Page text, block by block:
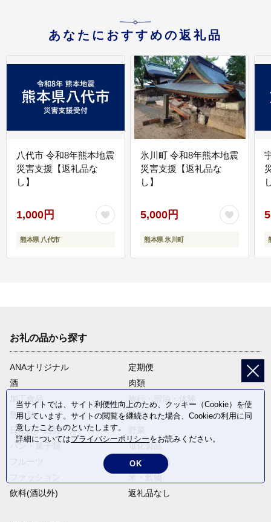
あなたにおすすめの返礼品
八代市 令和8年熊本地震
災害支援【返礼品な
し】
1,000円
熊本県 八代市
氷川町 令和8年熊本地震
災害支援【返礼品な
し】
5,000円
熊本県 氷川町
お礼の品から探す
ANAオリジナル
定期便
酒
肉類
加工食品
旅行・宿泊・体験
魚介類
麺類
日用品・雑貨
パン・菓子類
電化製品
卵・乳製品
飲料(酒以外)
返礼品なし
当サイトでは、サイト利便性向上のため、クッキー（Cookie）を使
用しています。サイトの閲覧を継続された場合、Cookieの利用に同
意したことものといたします。
詳細についてはプライバシーポリシーをお読みください。
OK